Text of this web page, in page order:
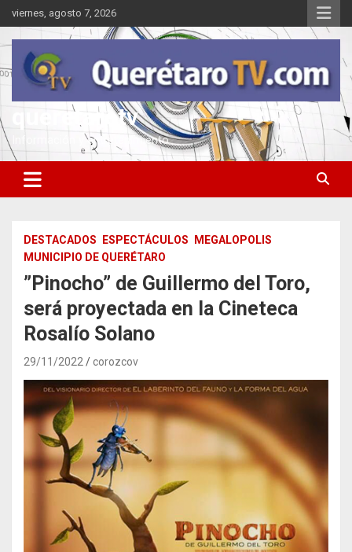
Saltar
al
contenido
viernes, agosto 7, 2026
queretarotv
Información y entretenimiento
DESTACADOS ESPECTÁCULOS
MEGALOPOLIS
MUNICIPIO DE QUERÉTARO
”Pinocho” de Guillermo del Toro,
será proyectada en la Cineteca
Rosalío Solano
29/11/2022 corozcov